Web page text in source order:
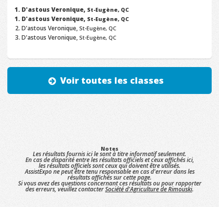
D'astous Veronique, St-Eugène, QC
D'astous Veronique, St-Eugène, QC
D'astous Veronique,St-Eugène, QC
D'astous Veronique,St-Eugène, QC
Voir toutes les classes
Notes
Les résultats fournis ici le sont à titre informatif seulement.
En cas de disparité entre les résultats officiels et ceux affichés ici,
les résultats officiels sont ceux qui doivent être utilisés.
AssistExpo ne peut être tenu responsable en cas d'erreur dans les
résultats affichés sur cette page.
Si vous avez des questions concernant ces résultats ou pour rapporter
des erreurs, veuillez contacterSociété d'Agriculture de Rimouski.